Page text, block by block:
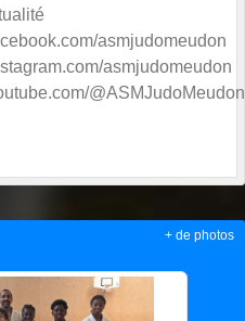
asmjudomeudon
asmjudomeudon
@ASMJudoMeudon
+ de photos